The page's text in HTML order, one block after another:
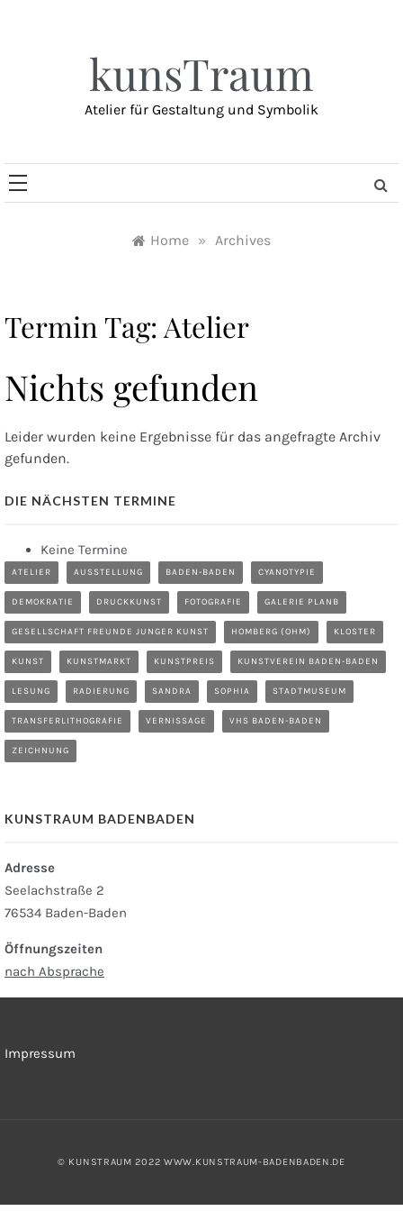
kunsTraum
Atelier für Gestaltung und Symbolik
Home » Archives
Termin Tag: Atelier
Nichts gefunden
Leider wurden keine Ergebnisse für das angefragte Archiv
gefunden.
DIE NÄCHSTEN TERMINE
Keine Termine
ATELIER AUSSTELLUNG BADEN-BADEN CYANOTYPIE
DEMOKRATIE DRUCKKUNST FOTOGRAFIE GALERIE PLANB
GESELLSCHAFT FREUNDE JUNGER KUNST HOMBERG (OHM) KLOSTER
KUNST KUNSTMARKT KUNSTPREIS KUNSTVEREIN BADEN-BADEN
LESUNG RADIERUNG SANDRA SOPHIA STADTMUSEUM
TRANSFERLITHOGRAFIE VERNISSAGE VHS BADEN-BADEN
ZEICHNUNG
KUNSTRAUM BADENBADEN
Adresse
Seelachstraße 2
76534 Baden-Baden
Öffnungszeiten
nach Absprache
Impressum
© KUNSTRAUM 2022 WWW.KUNSTRAUM-BADENBADEN.DE